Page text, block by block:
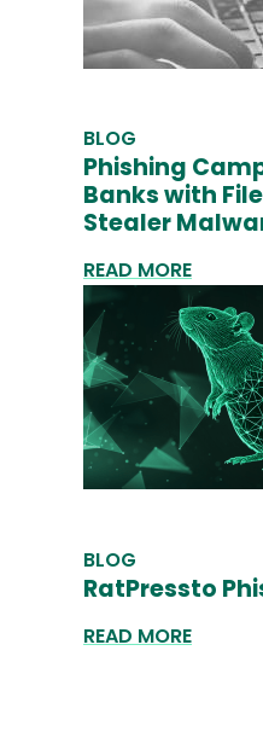
BLOG
Phishing
Banks with
Stealer
READ MORE
BLOG
RatPressto
READ MORE